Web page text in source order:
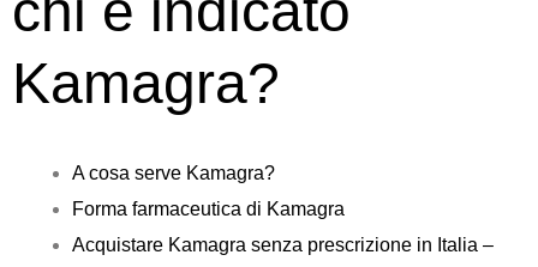
Kamagra?
A cosa serve Kamagra?
Forma farmaceutica di Kamagra
Acquistare Kamagra senza prescrizione in Italia –